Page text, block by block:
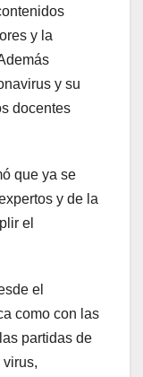
y la
y su
docentes
que ya se
y de la
el
el
como con las
partidas de
virus,